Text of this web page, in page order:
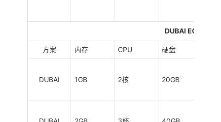
DUBAI
方案 内存 CPU 硬盘
DUBAI 1GB 2核 20GB